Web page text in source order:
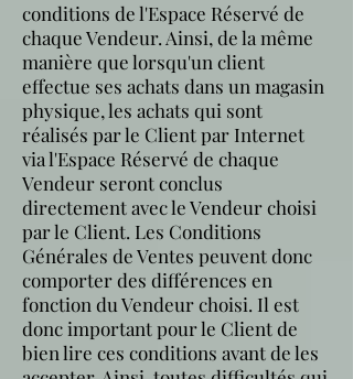
conditions de l'Espace Réservé de
chaque Vendeur. Ainsi, de la même
manière que lorsqu'un client
effectue ses achats dans un magasin
physique, les achats qui sont
réalisés par le Client par Internet
via l'Espace Réservé de chaque
Vendeur seront conclus
directement avec le Vendeur choisi
par le Client. Les Conditions
Générales de Ventes peuvent donc
comporter des différences en
fonction du Vendeur choisi. Il est
donc important pour le Client de
bien lire ces conditions avant de les